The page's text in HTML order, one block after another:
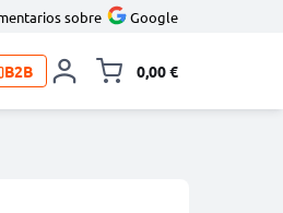
sobre Google
B2B 0,00 €